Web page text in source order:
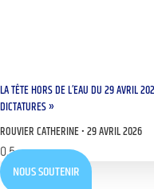
LA TÊTE HORS DE L’EAU DU 29 AVRIL
DICTATURES »
ROUVIER CATHERINE 29 AVRIL 2026
NOUS SOUTENIR